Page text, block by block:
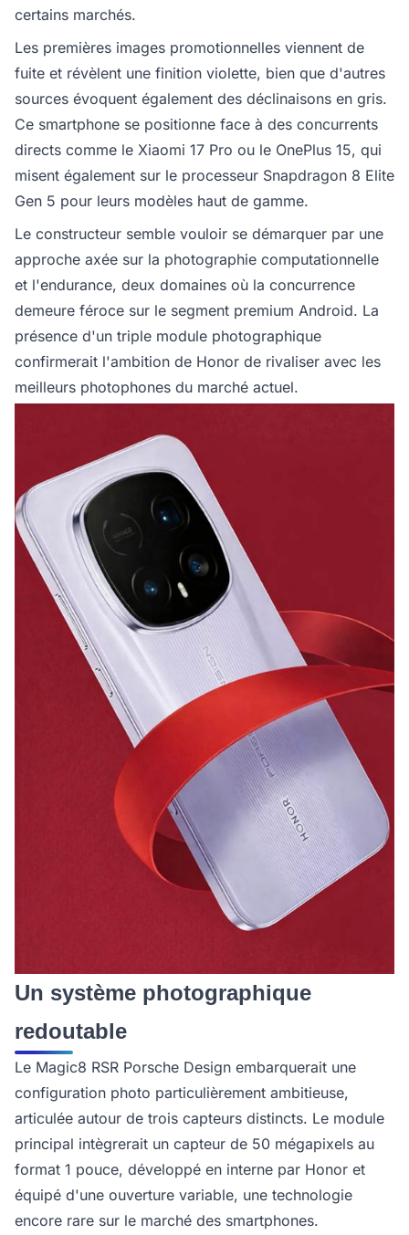
certains marchés.
Les premières images promotionnelles viennent de
fuite et révèlent une finition violette, bien que d'autres
sources évoquent également des déclinaisons en gris.
Ce smartphone se positionne face à des concurrents
directs comme le Xiaomi 17 Pro ou le OnePlus 15, qui
misent également sur le processeur Snapdragon 8 Elite
Gen 5 pour leurs modèles haut de gamme.
Le constructeur semble vouloir se démarquer par une
approche axée sur la photographie computationnelle
et l'endurance, deux domaines où la concurrence
demeure féroce sur le segment premium Android. La
présence d'un triple module photographique
confirmerait l'ambition de Honor de rivaliser avec les
meilleurs photophones du marché actuel.
Un système photographique
redoutable
Le Magic8 RSR Porsche Design embarquerait une
configuration photo particulièrement ambitieuse,
articulée autour de trois capteurs distincts. Le module
principal intègrerait un capteur de 50 mégapixels au
format 1 pouce, développé en interne par Honor et
équipé d'une ouverture variable, une technologie
encore rare sur le marché des smartphones.